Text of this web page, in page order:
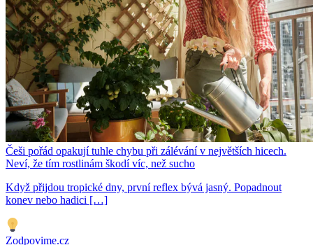
Češi pořád opakují tuhle chybu při zálévání v největších hicech.
Neví, že tím rostlinám škodí víc, než sucho
Když přijdou tropické dny, první reflex bývá jasný. Popadnout
konev nebo hadici […]
Zodpovime.cz